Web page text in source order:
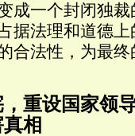
成一个封闭独
据法理和道德
合法性，为最
重设国家领
相